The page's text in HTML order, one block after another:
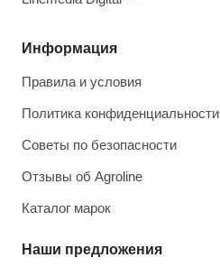
Информация
Правила и условия
Политика конфиденциальности
Советы по безопасности
Отзывы об Agroline
Каталог марок
Наши предложения